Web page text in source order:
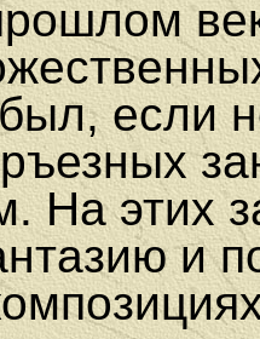
если
На этих
и